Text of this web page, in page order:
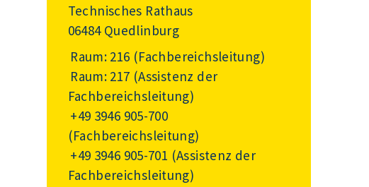
Technisches Rathaus
06484 Quedlinburg
Raum: 216 (Fachbereichsleitung)
Raum: 217 (Assistenz der
Fachbereichsleitung)
+49 3946 905-700
(Fachbereichsleitung)
+49 3946 905-701 (Assistenz der
Fachbereichsleitung)